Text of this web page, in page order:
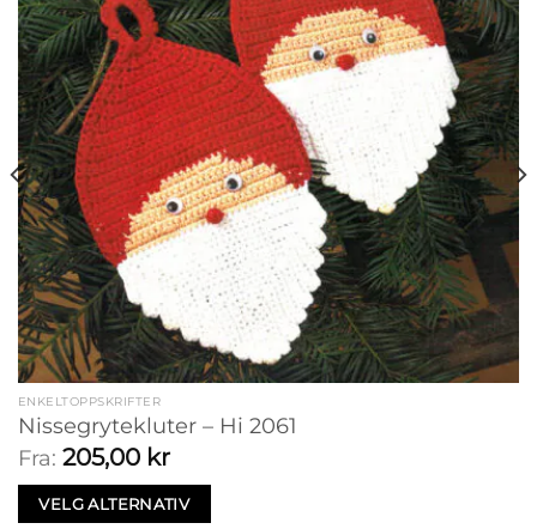
ENKELTOPPSKRIFTER
Nissegrytekluter – Hi 2061
Fra: 205,00 kr
VELG ALTERNATIV